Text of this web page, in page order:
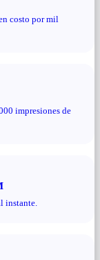
costo por mil
impresiones de
instante.